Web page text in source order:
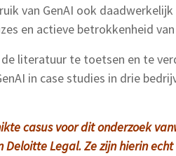
van GenAI ook daadwerkelijk
en actieve betrokkenheid
literatuur te toetsen en te
in case studies in drie
casus voor dit onderzoek
Legal. Ze zijn hierin echt